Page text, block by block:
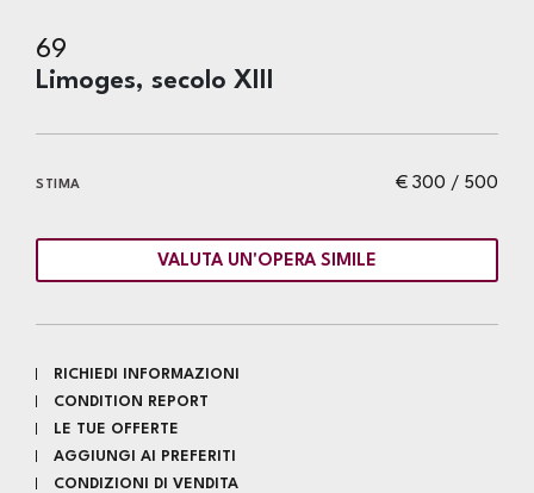
69
Limoges, secolo XIII
€ 300 / 500
STIMA
VALUTA UN'OPERA SIMILE
RICHIEDI INFORMAZIONI
CONDITION REPORT
LE TUE OFFERTE
AGGIUNGI AI PREFERITI
CONDIZIONI DI VENDITA